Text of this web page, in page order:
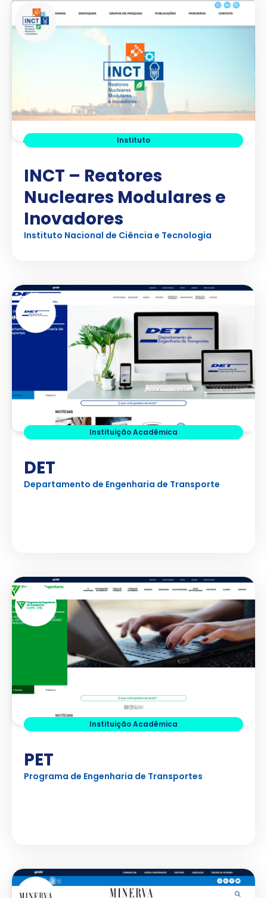
Instituto
INCT – Reatores
Nucleares Modulares e
Inovadores
Instituto Nacional de Ciência e Tecnologia
Instituição Acadêmica
DET
Departamento de Engenharia de Transporte
Instituição Acadêmica
PET
Programa de Engenharia de Transportes